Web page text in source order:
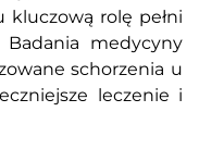
kluczową rolę pełni
medycyny
schorzenia u
leczenie i